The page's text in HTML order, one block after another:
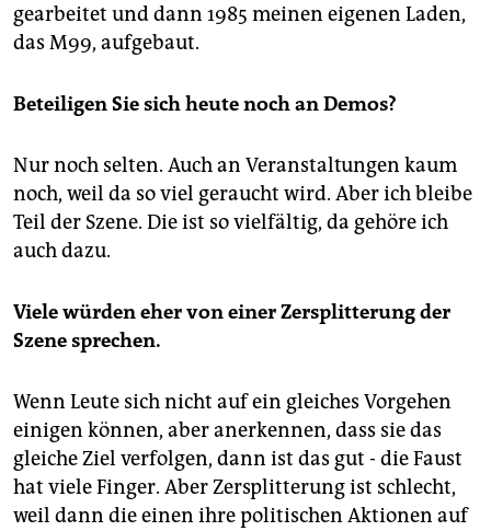
gearbeitet und dann 1985 meinen eigenen Laden,
das M99, aufgebaut.
Beteiligen Sie sich heute noch an Demos?
Nur noch selten. Auch an Veranstaltungen kaum
noch, weil da so viel geraucht wird. Aber ich bleibe
Teil der Szene. Die ist so vielfältig, da gehöre ich
auch dazu.
Viele würden eher von einer Zersplitterung der
Szene sprechen.
Wenn Leute sich nicht auf ein gleiches Vorgehen
einigen können, aber anerkennen, dass sie das
gleiche Ziel verfolgen, dann ist das gut - die Faust
hat viele Finger. Aber Zersplitterung ist schlecht,
weil dann die einen ihre politischen Aktionen auf